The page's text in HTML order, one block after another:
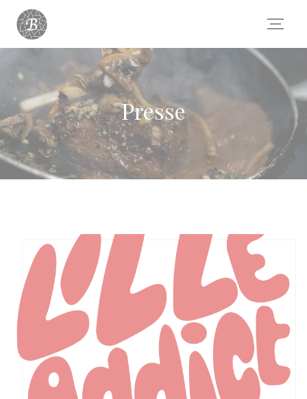
Personnalisation de vos choix en matière de cookies
Presse